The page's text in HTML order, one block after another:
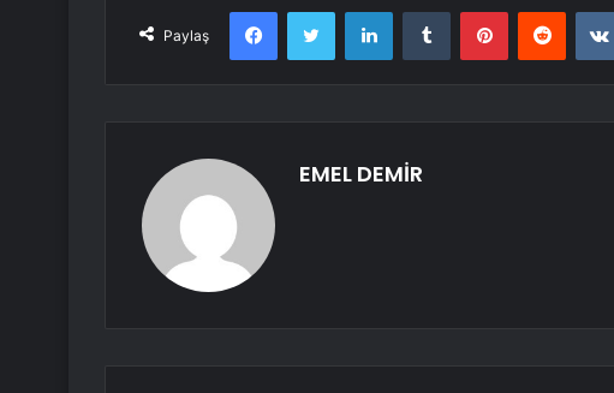
Paylaş
FacebookTwitter LinkedInTumblr PinterestReddit
EMEL DEMİR